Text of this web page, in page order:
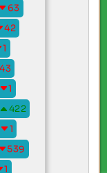
63
42
1
43
1
422
1
539
1